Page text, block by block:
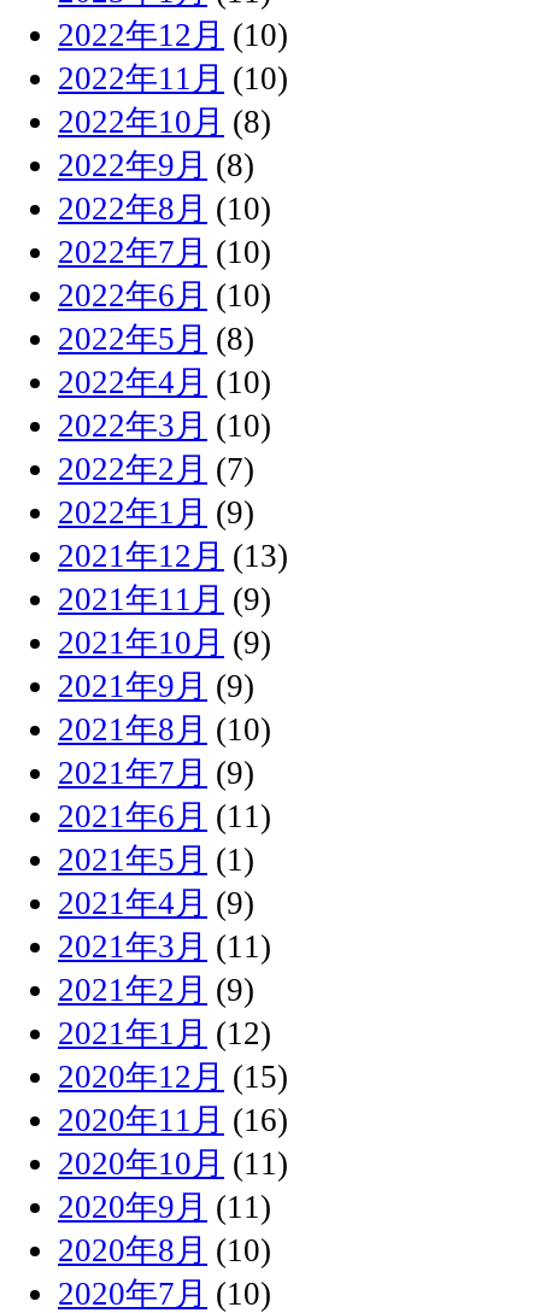
2022年12月 (10)
2022年11月 (10)
2022年10月 (8)
2022年9月 (8)
2022年8月 (10)
2022年7月 (10)
2022年6月 (10)
2022年5月 (8)
2022年4月 (10)
2022年3月 (10)
2022年2月 (7)
2022年1月 (9)
2021年12月 (13)
2021年11月 (9)
2021年10月 (9)
2021年9月 (9)
2021年8月 (10)
2021年7月 (9)
2021年6月 (11)
2021年5月 (1)
2021年4月 (9)
2021年3月 (11)
2021年2月 (9)
2021年1月 (12)
2020年12月 (15)
2020年11月 (16)
2020年10月 (11)
2020年9月 (11)
2020年8月 (10)
2020年7月 (10)